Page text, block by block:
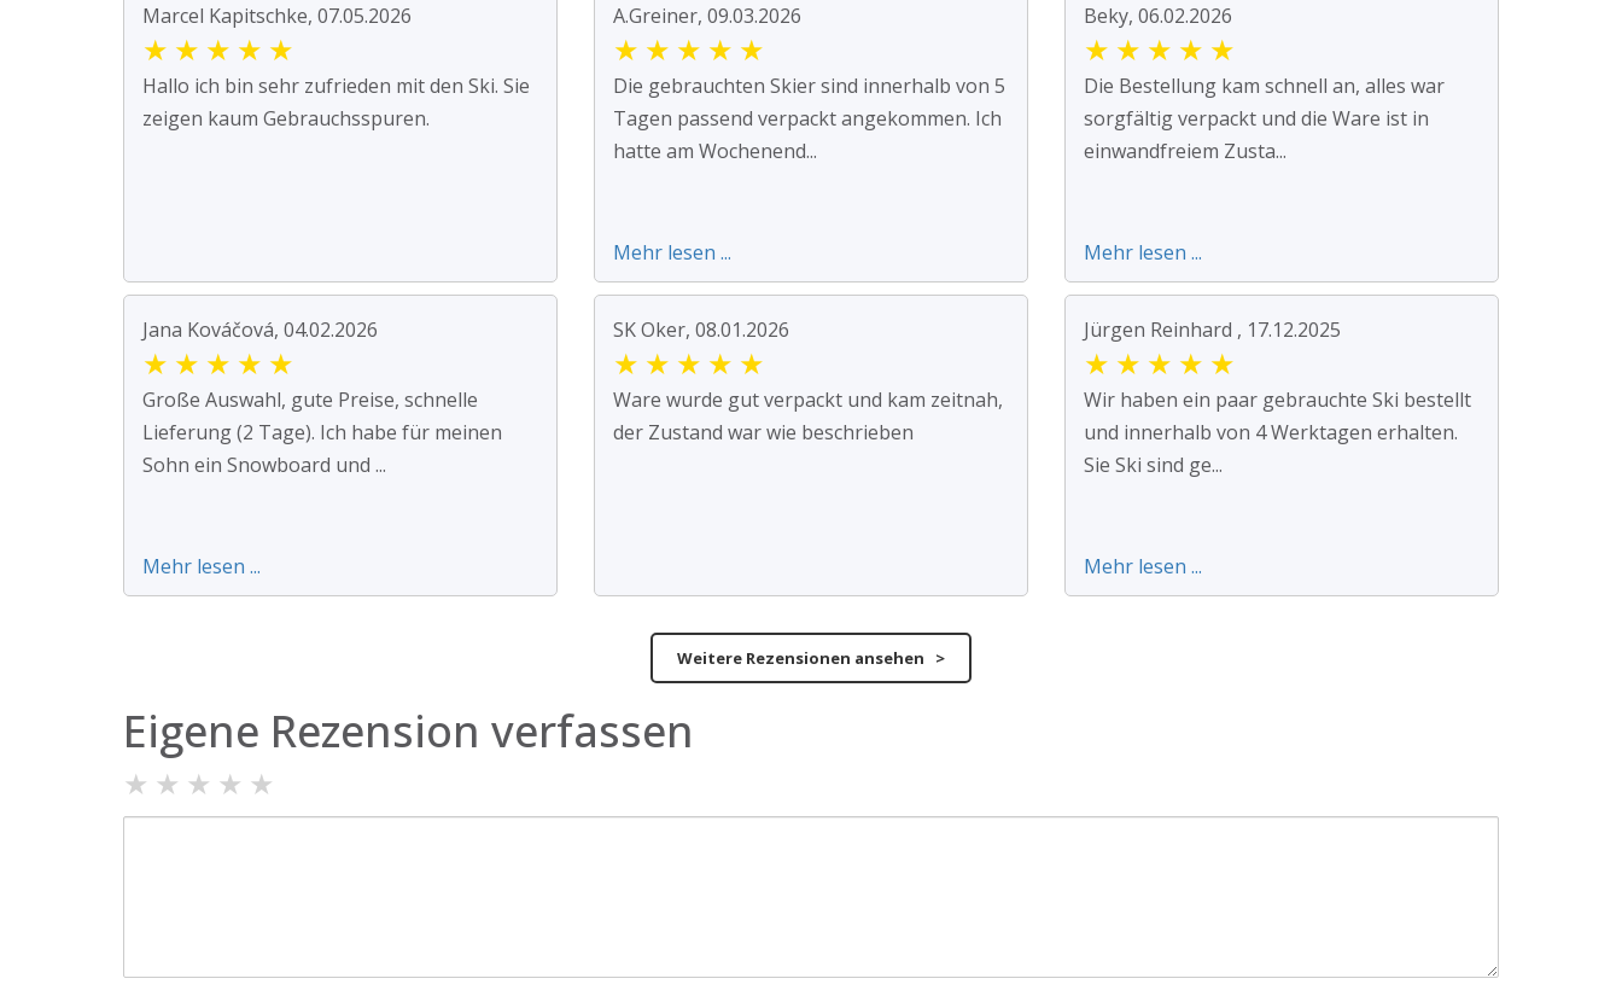
Marcel Kapitschke, 07.05.2026
★ ★ ★ ★ ★
Hallo ich bin sehr zufrieden mit den Ski. Sie
zeigen kaum Gebrauchsspuren.
A.Greiner, 09.03.2026
★ ★ ★ ★ ★
Die gebrauchten Skier sind innerhalb von 5
Tagen passend verpackt angekommen. Ich
hatte am Wochenend...
Mehr lesen ...
Beky, 06.02.2026
★ ★ ★ ★ ★
Die Bestellung kam schnell an, alles war
sorgfältig verpackt und die Ware ist in
einwandfreiem Zusta...
Mehr lesen ...
Jana Kováčová, 04.02.2026
★ ★ ★ ★ ★
Große Auswahl, gute Preise, schnelle
Lieferung (2 Tage). Ich habe für meinen
Sohn ein Snowboard und ...
Mehr lesen ...
SK Oker, 08.01.2026
★ ★ ★ ★ ★
Ware wurde gut verpackt und kam zeitnah,
der Zustand war wie beschrieben
Jürgen Reinhard , 17.12.2025
★ ★ ★ ★ ★
Wir haben ein paar gebrauchte Ski bestellt
und innerhalb von 4 Werktagen erhalten.
Sie Ski sind ge...
Mehr lesen ...
Weitere Rezensionen ansehen >
Eigene Rezension verfassen
★ ★ ★ ★ ★